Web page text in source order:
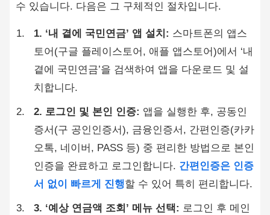
수 있습니다. 다음은 그 구체적인 절차입니다.
1. ‘내 곁에 국민연금’ 앱 설치: 스마트폰의 앱스
토어(구글 플레이스토어, 애플 앱스토어)에서 ‘내
곁에 국민연금’을 검색하여 앱을 다운로드 및 설
치합니다.
2. 로그인 및 본인 인증: 앱을 실행한 후, 공동인
증서(구 공인인증서), 금융인증서, 간편인증(카카
오톡, 네이버, PASS 등) 중 편리한 방법으로 본인
인증을 완료하고 로그인합니다. 간편인증은 인증
서 없이 빠르게 진행할 수 있어 특히 편리합니다.
3. ‘예상 연금액 조회’ 메뉴 선택: 로그인 후 메인